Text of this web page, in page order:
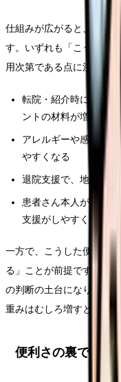
仕組みが広がると、看護
す。いずれも「こう変わ
用次第である点に注意し
転院・紹介時に、前
ントの材料が増える
アレルギーや感染症
やすくなる
退院支援で、地域の
患者さん本人が自分
支援がしやすくなる
一方で、こうした便利さ
る」ことが前提です。看
の判断の土台になりうる
重みはむしろ増すとも言え
便利さの裏で、看